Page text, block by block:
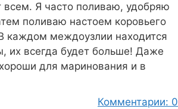
всем. Я часто поливаю, удобряю
поливаю настоем коровьего
каждом междоузлии находится
их всегда будет больше! Даже
для маринования и в
Комментарии: 0